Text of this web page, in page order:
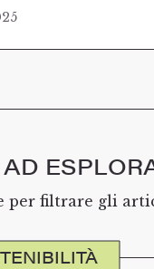
per filtrare gli